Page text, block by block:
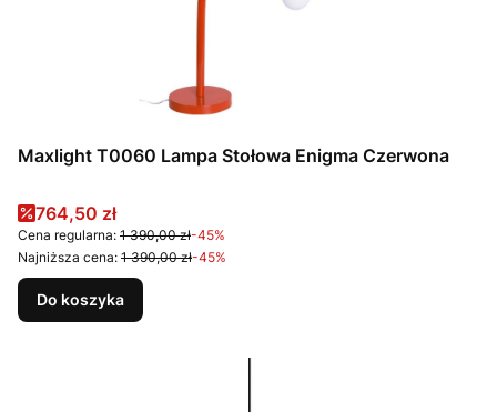
Maxlight T0060 Lampa Stołowa Enigma Czerwona
Cena promocyjna
764,50 zł
Cena regularna: 1 390,00 zł-45%
Najniższa cena: 1 390,00 zł-45%
Do koszyka